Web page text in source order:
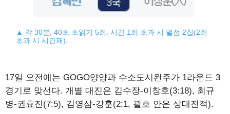
▲ 각 30분, 40초 초읽기 5회. 시간 1회 초과 시 벌점 2집(2회
초과 시 시간패).
17일 오전에는 GOGO양양과 수소도시완주가 1라운드 3
경기로 맞선다. 개별 대진은 김수장-이창호(3:18), 최규
병-권효진(7:5), 김영삼-강훈(2:1, 괄호 안은 상대전적).